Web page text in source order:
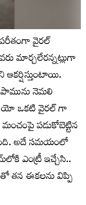
వైరల్
మార్చలేరన్నట్లుగా
పామును నెమలి
ఒకటి వైరల్ గా
పడుకోబెట్టిన
అదే సమయంలో
ఎంట్రీ ఇచ్చేసి..
తన ఈకలను విప్పి